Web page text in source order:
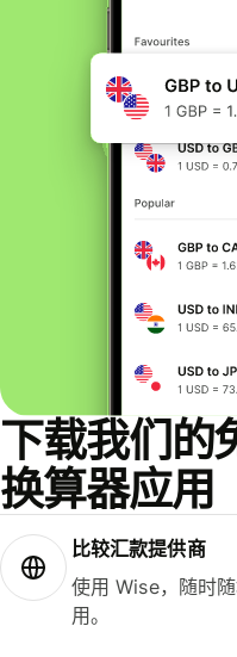
下载我们的
换算器应用
比较汇款提供商
使用 Wise，随时
用。